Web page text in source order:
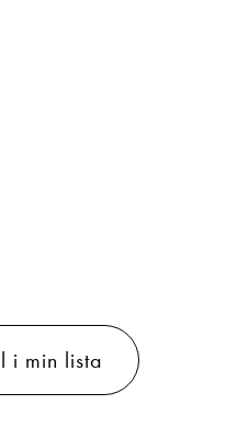
i min lista